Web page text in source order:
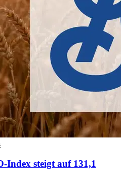
Index steigt auf 131,1